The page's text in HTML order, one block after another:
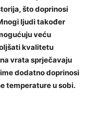
što doprinosi
ljudi također
veću
kvalitetu
vrata sprječavaju
dodatno doprinosi
temperature u sobi.